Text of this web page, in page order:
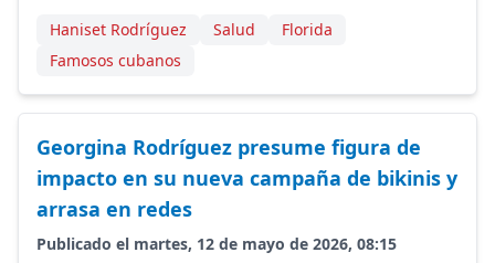
Haniset Rodríguez Salud
Florida
Famosos cubanos
Georgina Rodríguez presume figura de
impacto en su nueva campaña de bikinis y
arrasa en redes
Publicado el martes, 12 de mayo de 2026, 08:15